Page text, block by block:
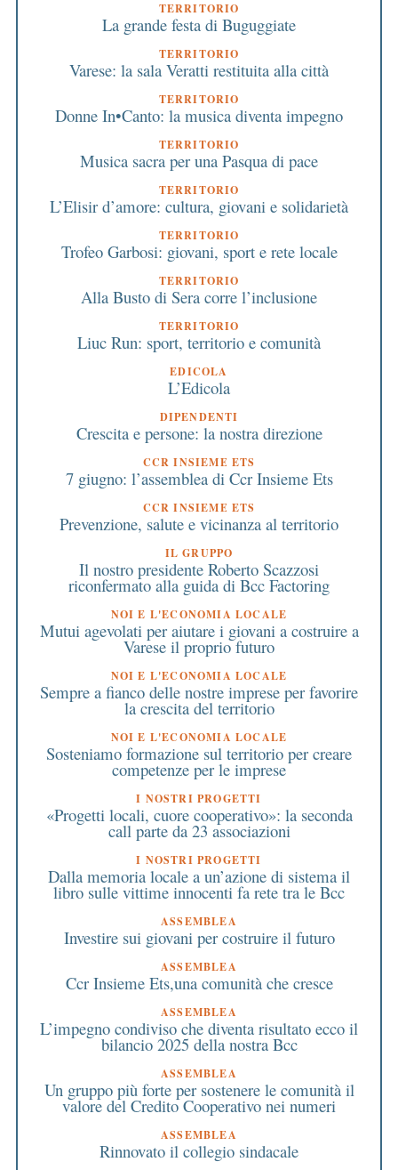
TERRITORIO
La grande festa di Buguggiate
TERRITORIO
Varese: la sala Veratti restituita alla città
TERRITORIO
Donne In•Canto: la musica diventa impegno
TERRITORIO
Musica sacra per una Pasqua di pace
TERRITORIO
L’Elisir d’amore: cultura, giovani e solidarietà
TERRITORIO
Trofeo Garbosi: giovani, sport e rete locale
TERRITORIO
Alla Busto di Sera corre l’inclusione
TERRITORIO
Liuc Run: sport, territorio e comunità
EDICOLA
L’Edicola
DIPENDENTI
Crescita e persone: la nostra direzione
CCR INSIEME ETS
7 giugno: l’assemblea di Ccr Insieme Ets
CCR INSIEME ETS
Prevenzione, salute e vicinanza al territorio
IL GRUPPO
Il nostro presidente Roberto Scazzosi
riconfermato alla guida di Bcc Factoring
NOI E L'ECONOMIA LOCALE
Mutui agevolati per aiutare i giovani a costruire a
Varese il proprio futuro
NOI E L'ECONOMIA LOCALE
Sempre a fianco delle nostre imprese per favorire
la crescita del territorio
NOI E L'ECONOMIA LOCALE
Sosteniamo formazione sul territorio per creare
competenze per le imprese
I NOSTRI PROGETTI
«Progetti locali, cuore cooperativo»: la seconda
call parte da 23 associazioni
I NOSTRI PROGETTI
Dalla memoria locale a un’azione di sistema il
libro sulle vittime innocenti fa rete tra le Bcc
ASSEMBLEA
Investire sui giovani per costruire il futuro
ASSEMBLEA
Ccr Insieme Ets,una comunità che cresce
ASSEMBLEA
L’impegno condiviso che diventa risultato ecco il
bilancio 2025 della nostra Bcc
ASSEMBLEA
Un gruppo più forte per sostenere le comunità il
valore del Credito Cooperativo nei numeri
ASSEMBLEA
Rinnovato il collegio sindacale